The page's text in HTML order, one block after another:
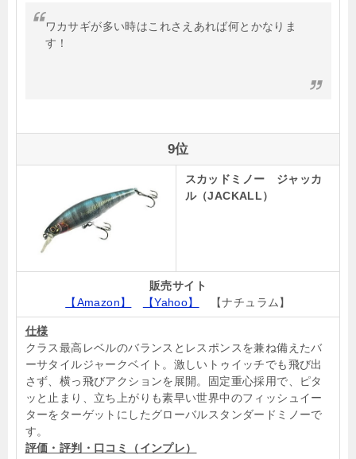
ワカサギが多い時はこれさえあれば何とかなりま
す！
9位
スカッドミノー ジャッカ
ル（JACKALL）
販売サイト
【Amazon】
【Yahoo】 【ナチュラム】
仕様
クラス最高レベルのバランスとレスポンスを兼ね備えたバ
ーサタイルジャークベイト。激しいトゥイッチでも飛び出
さず、横っ飛びアクションを展開。固定重心採用で、ピタ
ッと止まり、立ち上がりも素早い世界中のフィッシュイー
ターをターゲットにしたグローバルスタンダードミノーで
す。
評価・評判・口コミ（インプレ）